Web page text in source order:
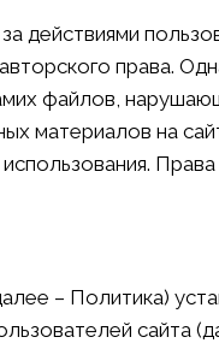
действиями
права.
файлов,
материалов на
– Политика)
сайта